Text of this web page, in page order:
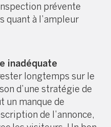
prévente
quant à l’ampleur
inadéquate
longtemps sur le
d’une stratégie de
un manque de
de l’annonce,